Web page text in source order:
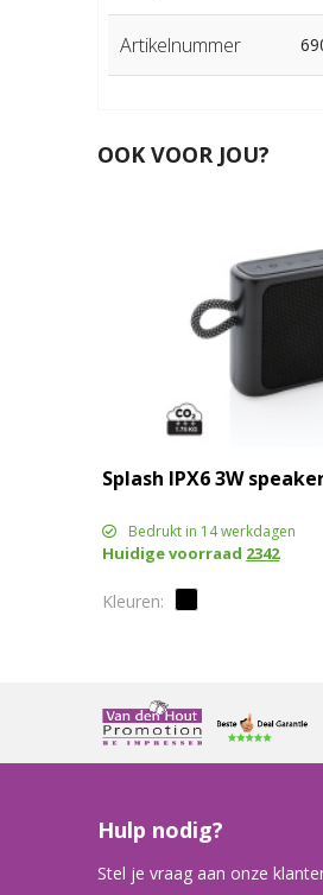
Artikelnummer
OOK VOOR JOU?
Splash IPX6 3W
Bedrukt in 14 werkdagen
Huidige voorraad 2342
Hulp nodig?
Stel je vraag aan onze